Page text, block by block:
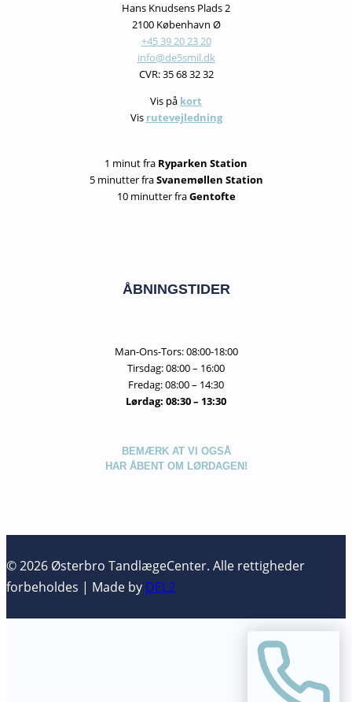
Hans Knudsens Plads 2
2100 København Ø
+45 39 20 23 20
info@de5smil.dk
CVR: 35 68 32 32
Vis på kort
Vis rutevejledning
1 minut fra Ryparken Station
5 minutter fraSvanemøllen Station
10 minutter fraGentofte
ÅBNINGSTIDER
Man-Ons-Tors: 08:00-18:00
Tirsdag: 08:00 – 16:00
Fredag: 08:00 – 14:30
Lørdag: 08:30 – 13:30
BEMÆRK AT VI OGSÅ
HAR ÅBENT OM LØRDAGEN!
© 2026 Østerbro TandlægeCenter. Alle rettigheder
forbeholdes | Made by DEL2